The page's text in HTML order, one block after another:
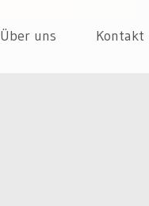
Über uns Kontakt